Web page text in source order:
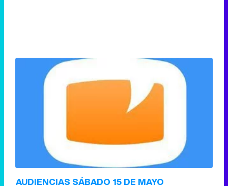
AUDIENCIAS SÁBADO 15 DE MAYO